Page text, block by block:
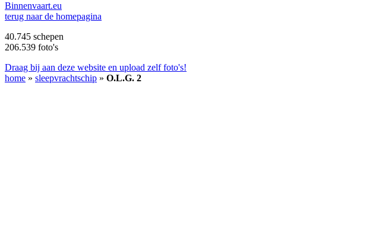
Binnenvaart.eu
terug naar de homepagina
40.745 schepen
206.539 foto's
Draag bij aan deze website en upload zelf foto's!
home » sleepvrachtschip » O.L.G. 2